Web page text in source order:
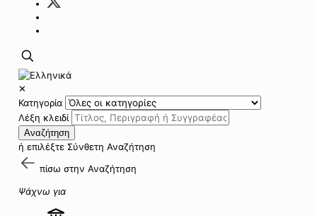
✕
Κατηγορία
Λέξη κλειδί
Αναζήτηση
ή επιλέξτε Σύνθετη Αναζήτηση
πίσω στην Αναζήτηση
Ψάχνω για